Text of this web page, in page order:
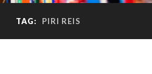
TAG: PIRI REIS